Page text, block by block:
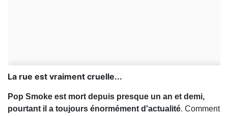
La rue est vraiment cruelle...
Pop Smoke est mort depuis presque un an et demi,
pourtant il a toujours énormément d'actualité. Comment